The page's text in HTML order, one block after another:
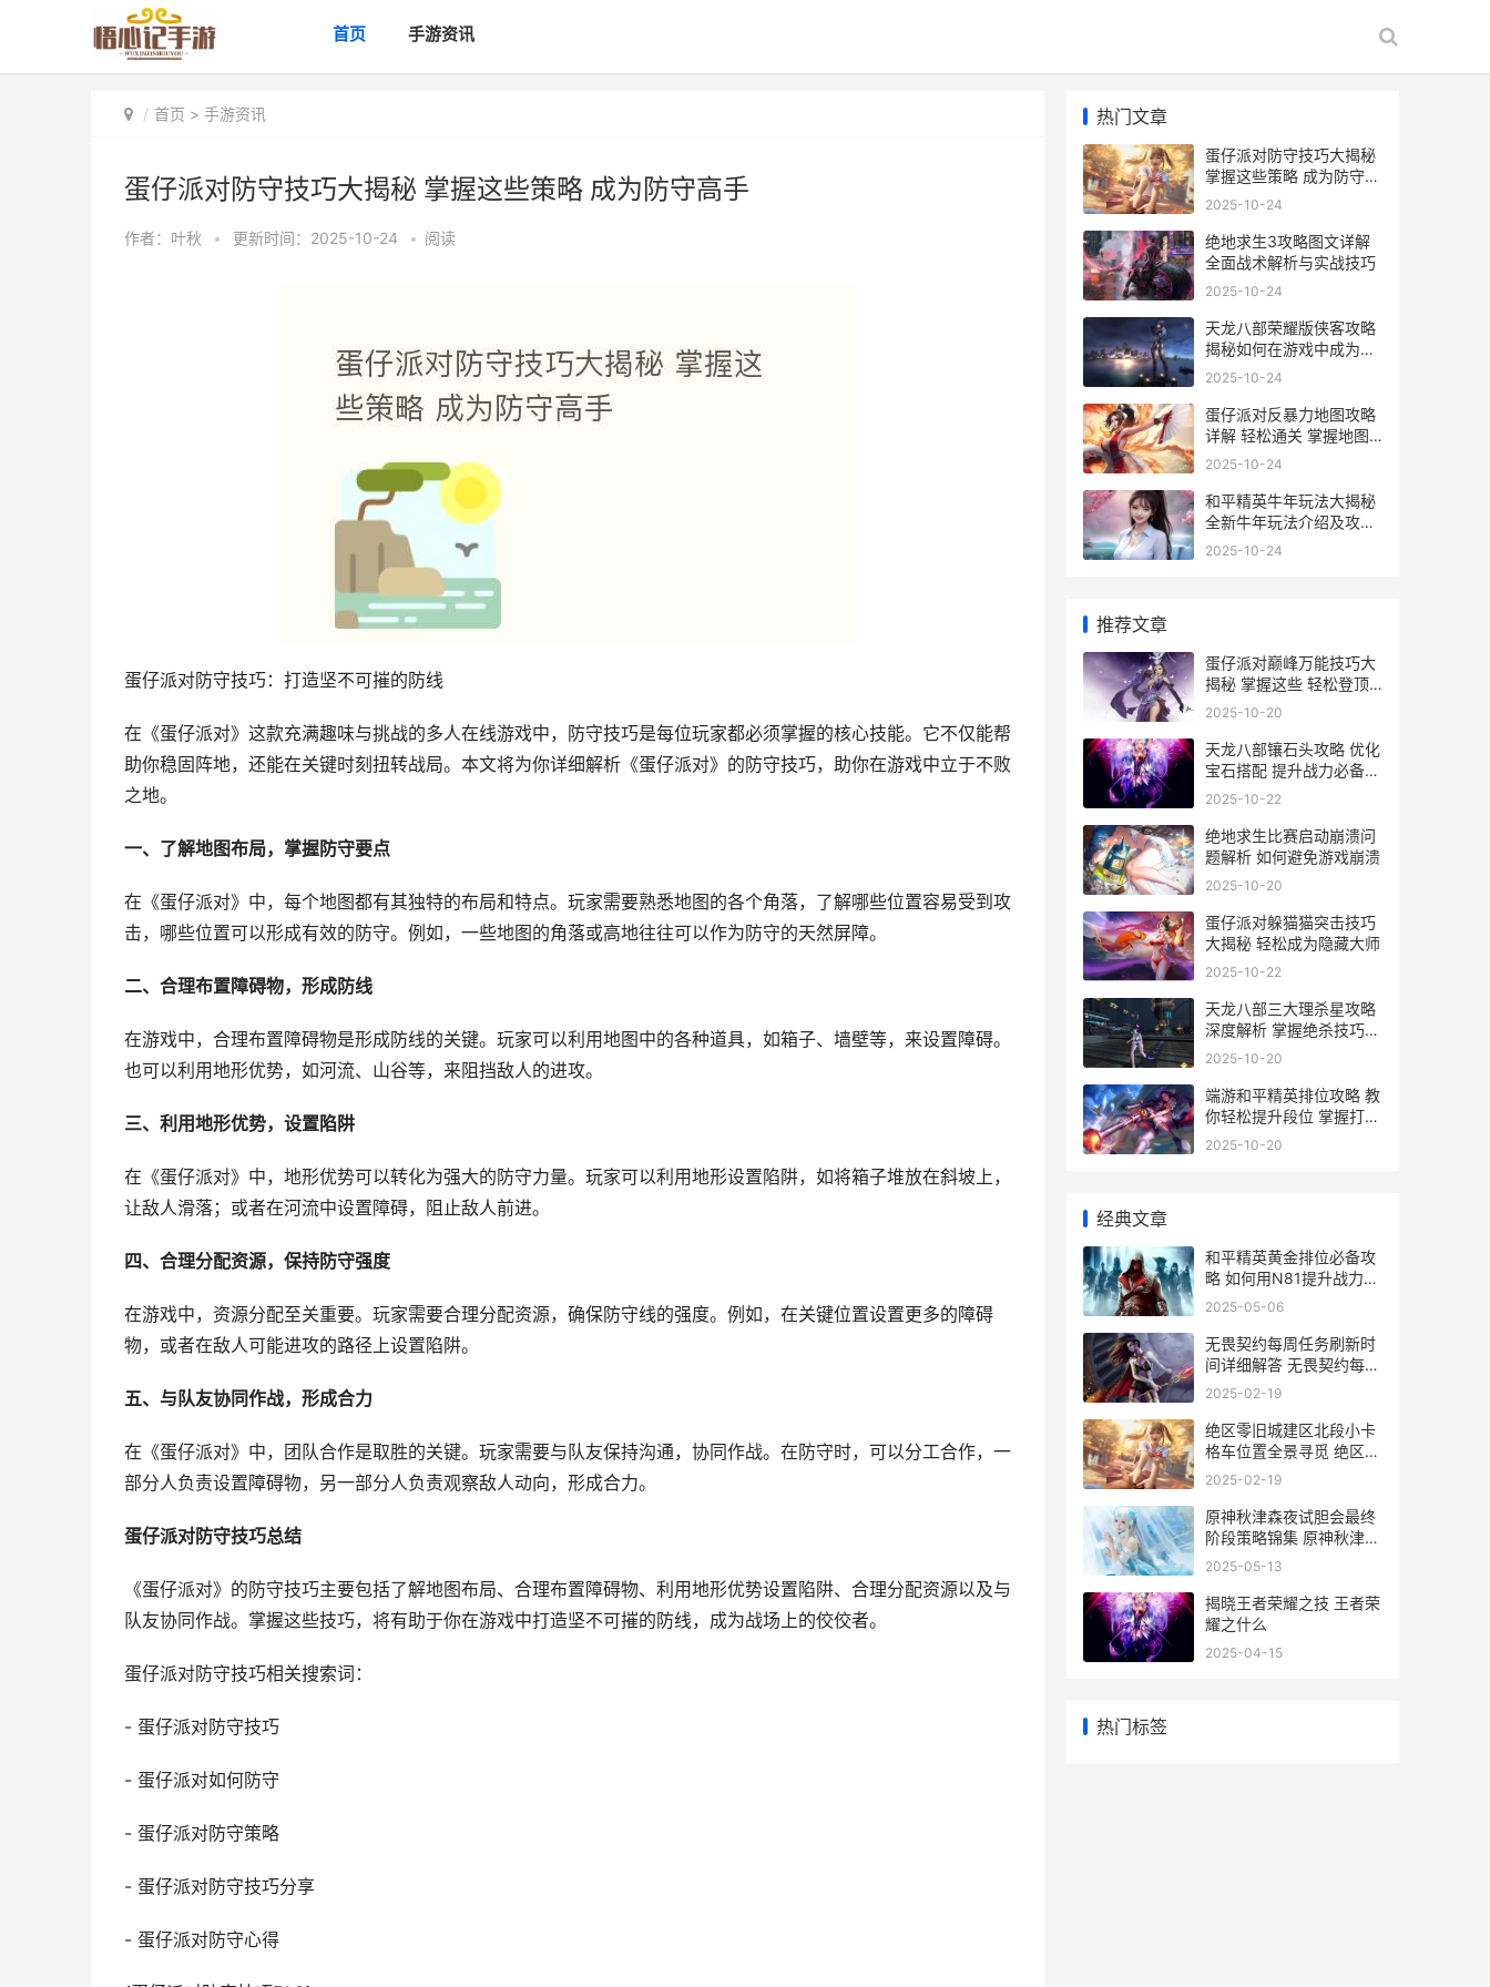
首页 手游资讯
首页 > 手游资讯
蛋仔派对防守技巧大揭秘 掌握这些策略 成为防守高手
作者： 叶秋 • 更新时间：2025-10-24 • 阅读
蛋仔派对防守技巧：打造坚不可摧的防线
在《蛋仔派对》这款充满趣味与挑战的多人在线游戏中，防守技巧是每位玩家都必须掌握的核心技能。它不仅能帮
助你稳固阵地，还能在关键时刻扭转战局。本文将为你详细解析《蛋仔派对》的防守技巧，助你在游戏中立于不败
之地。
一、了解地图布局，掌握防守要点
在《蛋仔派对》中，每个地图都有其独特的布局和特点。玩家需要熟悉地图的各个角落，了解哪些位置容易受到攻
击，哪些位置可以形成有效的防守。例如，一些地图的角落或高地往往可以作为防守的天然屏障。
二、合理布置障碍物，形成防线
在游戏中，合理布置障碍物是形成防线的关键。玩家可以利用地图中的各种道具，如箱子、墙壁等，来设置障碍。
也可以利用地形优势，如河流、山谷等，来阻挡敌人的进攻。
三、利用地形优势，设置陷阱
在《蛋仔派对》中，地形优势可以转化为强大的防守力量。玩家可以利用地形设置陷阱，如将箱子堆放在斜坡上，
让敌人滑落；或者在河流中设置障碍，阻止敌人前进。
四、合理分配资源，保持防守强度
在游戏中，资源分配至关重要。玩家需要合理分配资源，确保防守线的强度。例如，在关键位置设置更多的障碍
物，或者在敌人可能进攻的路径上设置陷阱。
五、与队友协同作战，形成合力
在《蛋仔派对》中，团队合作是取胜的关键。玩家需要与队友保持沟通，协同作战。在防守时，可以分工合作，一
部分人负责设置障碍物，另一部分人负责观察敌人动向，形成合力。
蛋仔派对防守技巧总结
《蛋仔派对》的防守技巧主要包括了解地图布局、合理布置障碍物、利用地形优势设置陷阱、合理分配资源以及与
队友协同作战。掌握这些技巧，将有助于你在游戏中打造坚不可摧的防线，成为战场上的佼佼者。
蛋仔派对防守技巧相关搜索词：
- 蛋仔派对防守技巧
- 蛋仔派对如何防守
- 蛋仔派对防守策略
- 蛋仔派对防守技巧分享
- 蛋仔派对防守心得
热门文章
蛋仔派对防守技巧大揭秘
掌握这些策略 成为防守高
手
2025-10-24
绝地求生3攻略图文详解
全面战术解析与实战技巧
2025-10-24
天龙八部荣耀版侠客攻略
揭秘如何在游戏中成为无
敌侠客的技巧与策略
2025-10-24
蛋仔派对反暴力地图攻略
详解 轻松通关 掌握地图
秘籍
2025-10-24
和平精英牛年玩法大揭秘
全新牛年玩法介绍及攻略
详解
2025-10-24
推荐文章
蛋仔派对巅峰万能技巧大
揭秘 掌握这些 轻松登顶
巅峰
2025-10-20
天龙八部镶石头攻略 优化
宝石搭配 提升战力必备技
巧解析
2025-10-22
绝地求生比赛启动崩溃问
题解析 如何避免游戏崩溃
2025-10-20
蛋仔派对躲猫猫突击技巧
大揭秘 轻松成为隐藏大师
2025-10-22
天龙八部三大理杀星攻略
深度解析 掌握绝杀技巧
轻松称霸江湖
2025-10-20
端游和平精英排位攻略 教
你轻松提升段位 掌握打排
位技巧
2025-10-20
经典文章
和平精英黄金排位必备攻
略 如何用N81提升战力
揭秘性价比之选
2025-05-06
无畏契约每周任务刷新时
间详细解答 无畏契约每周
任务加的是什么经验
2025-02-19
绝区零旧城建区北段小卡
格车位置全景寻觅 绝区零
旧城建区南段宝箱
2025-02-19
原神秋津森夜试胆会最终
阶段策略锦集 原神秋津森
夜试胆会是哪个版本
2025-05-13
揭晓王者荣耀之技 王者荣
耀之什么
2025-04-15
热门标签